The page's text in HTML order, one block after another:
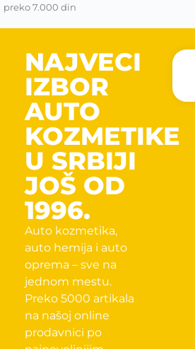
preko 7.000 din
NAJVECI
IZBOR
AUTO
KOZMETIKE
U SRBIJI
JOŠ OD
1996.
Auto kozmetika,
auto hemija i auto
oprema – sve na
jednom mestu.
Preko 5000 artikala
na našoj online
prodavnici po